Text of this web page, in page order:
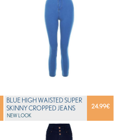
24.99€
BLUE HIGH WAISTED SUPER
SKINNY CROPPED JEANS
NEW LOOK